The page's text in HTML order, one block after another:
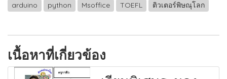
arduino
python Msoffice TOEFL ติวเตอร์พิษณุโลก
เนื้อหาที่เกี่ยวข้อง